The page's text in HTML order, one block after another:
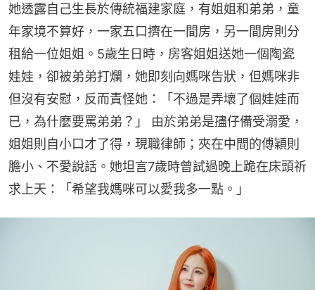
她透露自己生長於傳統福建家庭，有姐姐和弟弟，童
年家境不算好，一家五口擠在一間房，另一間房則分
租給一位姐姐。5歲生日時，房客姐姐送她一個陶瓷
娃娃，卻被弟弟打爛，她即刻向媽咪告狀，但媽咪非
但沒有安慰，反而責怪她：「不過是弄壞了個娃娃而
已，為什麼要罵弟弟？」 由於弟弟是孻仔備受溺愛，
姐姐則自小口才了得，現職律師；夾在中間的傅穎則
膽小、不愛說話。她坦言7歲時曾試過晚上跪在床頭祈
求上天：「希望我媽咪可以愛我多一點。」